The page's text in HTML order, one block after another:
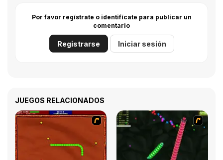
Por favor regístrate o identifícate para publicar un
comentario
Registrarse Iniciar sesión
JUEGOS RELACIONADOS